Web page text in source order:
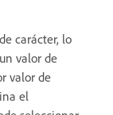
carácter, lo
valor de
valor de
el